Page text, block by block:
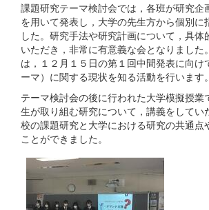
課題研究テーマ検討会では，各班が研究企
を用いて発表し，大学の先生方から個別に
した。研究手法や研究計画について，具体
いただき，非常に有意義な会となりました
は，１２月１５日の第１回中間発表に向け
ーマ）に関する現状を知る活動を行います。
テーマ検討会の後に行われた大学模擬授業
生が取り組む研究について，講義をしてい
校の課題研究と大学における研究の共通点
ことができました。